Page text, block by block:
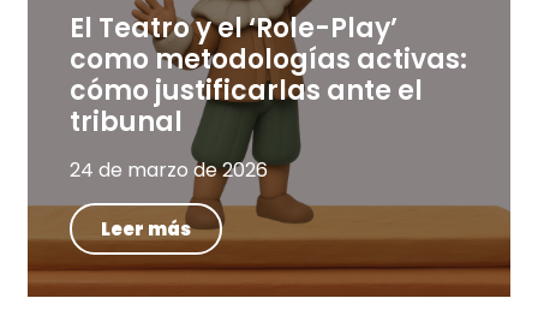
El Teatro y el ‘Role-Play’
como metodologías activas:
cómo justificarlas ante el
tribunal
24 de marzo de 2026
Leer más